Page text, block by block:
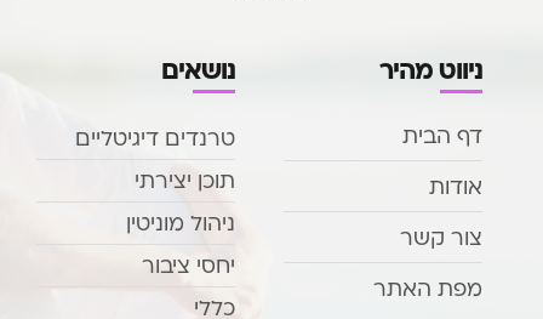
ניווט מהיר
דף הבית
אודות
צור קשר
מפת האתר
נושאים
טרנדים דיגיטליים
תוכן יצירתי
ניהול מוניטין
יחסי ציבור
כללי